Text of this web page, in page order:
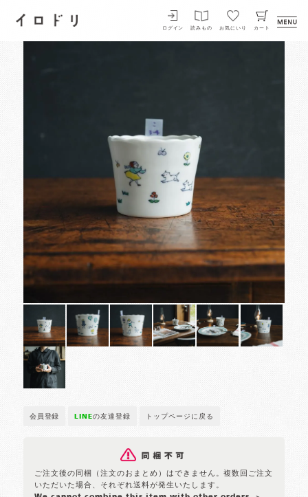
イロドリ
ログイン 読みもの お気にいり カート
会員登録 LINEの友達登録 トップページに戻る
ご注文後の同梱（注文のおまとめ）はできません。複数回ご注文
いただいた場合、それぞれ送料が発生いたします。